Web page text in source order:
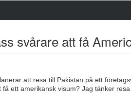
svårare att få
att resa till Pakistan på ett
ett amerikansk visum? Jag tänker